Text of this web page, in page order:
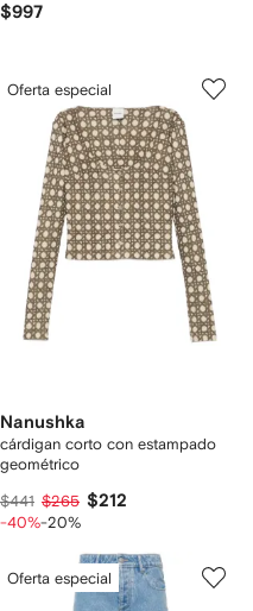
$997
Oferta especial
Nanushka
cárdigan corto con estampado
geométrico
$441 $265 $212
-40%-20%
Oferta especial